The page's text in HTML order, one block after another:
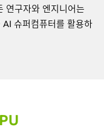
연구자와 엔지니어는
슈퍼컴퓨터를 활용하